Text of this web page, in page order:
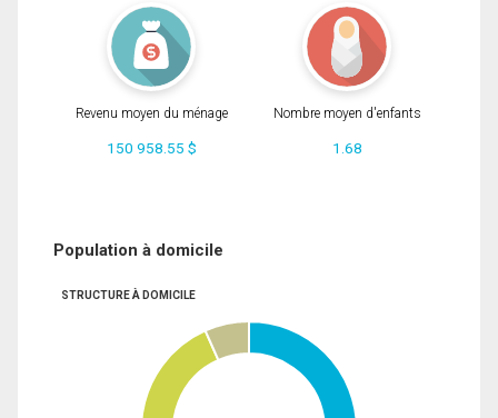
Revenu moyen du ménage
150 958.55 $
Nombre moyen d'enfants
1.68
Population à domicile
STRUCTURE À DOMICILE